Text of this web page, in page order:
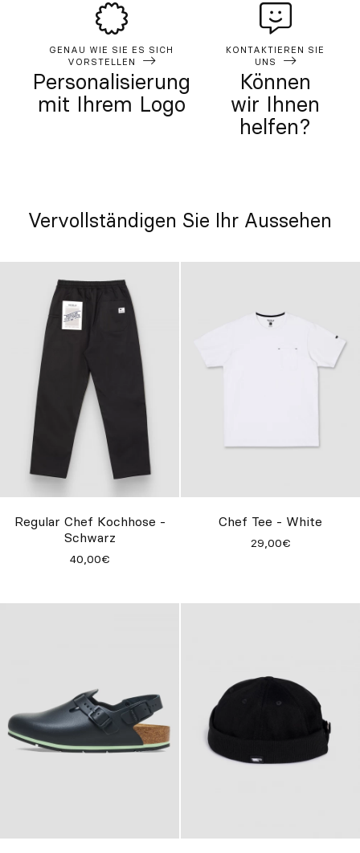
GENAU WIE SIE ES SICH
VORSTELLEN
Personalisierung
mit Ihrem Logo
KONTAKTIEREN SIE
UNS
Können
wir Ihnen
helfen?
Vervollständigen Sie Ihr Aussehen
Regular Chef Kochhose -
Schwarz
40,00€
Chef Tee - White
29,00€